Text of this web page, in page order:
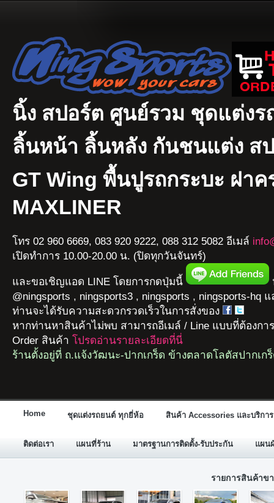
นิ้ง สปอร์ต ศูนย์รวม ชุดแต่งร
ลิ้นหน้า ลิ้นหลัง กันชนแต่ง สป
GT Wing พื้นปูรถกระบะ ฝาค
MAXLINER
โทร 02 960 6669, 083 920 9222, 088 312 5082 อีเมล์
เปิดทำการ 10.00-20.00 น. (ปิดทุกวันจันทร์)
และขอเชิญแอด LINE โดยการกดปุ่มนี้
@ningsports , ningsports3 , ningsports , ningsports-hq
ท่านจะได้รับความสะดวกรวดเร็วในการสั่งของ
หากท่านหาสินค้าไม่พบ สามารถอีเมล์ / Line แบบที่ต้องกา
Order สินค้า โปรดอ่านรายละเอียดที่นี่
ร้านตั้งอยู่ที่ ถ.แจ้งวัฒนะ-ปากเกร็ด ข้างตลาดโลตัสปากเก
Home ชุดแต่งรถยนต์ ทุกยี่ห้อ สินค้า Accessories และบริการ
ติดต่อเรา แผนที่ร้าน มาตรฐานการติดตั้ง-รับประกัน แผน
รายการสินค้าข